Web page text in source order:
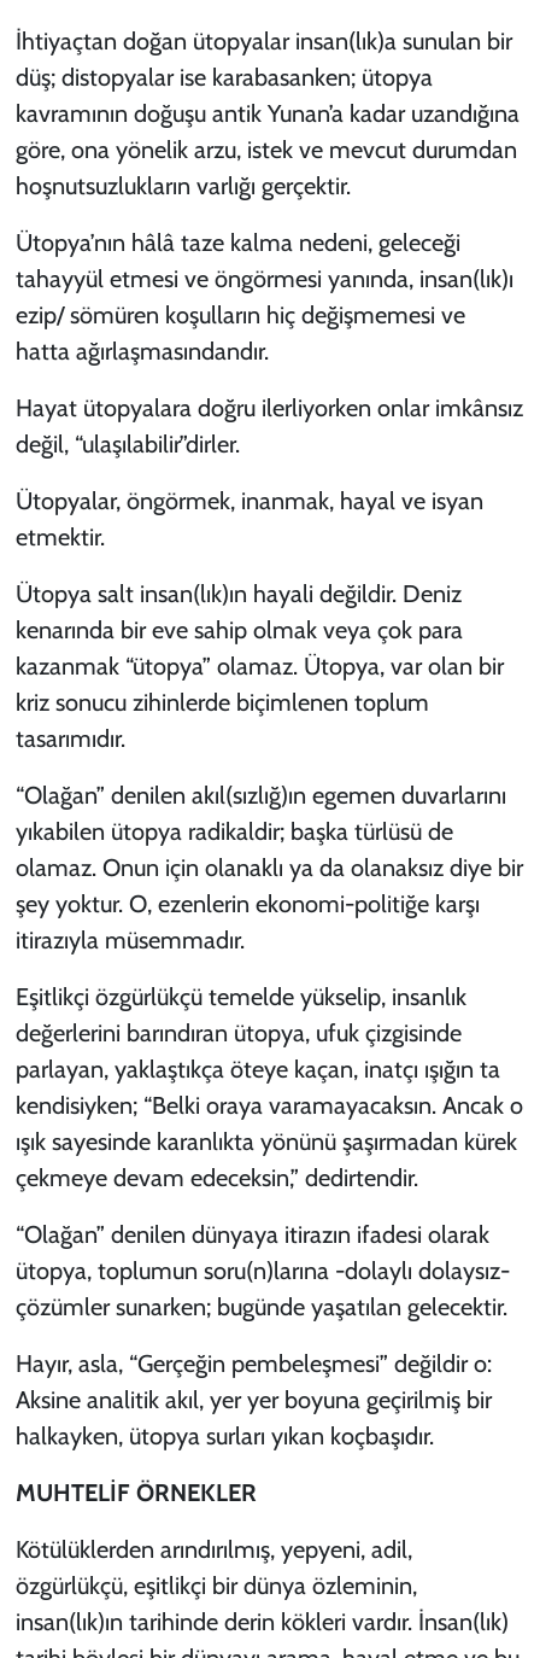
İhtiyaçtan doğan ütopyalar insan(lık)a sunulan bir
düş; distopyalar ise karabasanken; ütopya
kavramının doğuşu antik Yunan’a kadar uzandığına
göre, ona yönelik arzu, istek ve mevcut durumdan
hoşnutsuzlukların varlığı gerçektir.
Ütopya’nın hâlâ taze kalma nedeni, geleceği
tahayyül etmesi ve öngörmesi yanında, insan(lık)ı
ezip/ sömüren koşulların hiç değişmemesi ve
hatta ağırlaşmasındandır.
Hayat ütopyalara doğru ilerliyorken onlar imkânsız
değil, “ulaşılabilir”dirler.
Ütopyalar, öngörmek, inanmak, hayal ve isyan
etmektir.
Ütopya salt insan(lık)ın hayali değildir. Deniz
kenarında bir eve sahip olmak veya çok para
kazanmak “ütopya” olamaz. Ütopya, var olan bir
kriz sonucu zihinlerde biçimlenen toplum
tasarımıdır.
“Olağan” denilen akıl(sızlığ)ın egemen duvarlarını
yıkabilen ütopya radikaldir; başka türlüsü de
olamaz. Onun için olanaklı ya da olanaksız diye bir
şey yoktur. O, ezenlerin ekonomi-politiğe karşı
itirazıyla müsemmadır.
Eşitlikçi özgürlükçü temelde yükselip, insanlık
değerlerini barındıran ütopya, ufuk çizgisinde
parlayan, yaklaştıkça öteye kaçan, inatçı ışığın ta
kendisiyken; “Belki oraya varamayacaksın. Ancak o
ışık sayesinde karanlıkta yönünü şaşırmadan kürek
çekmeye devam edeceksin,” dedirtendir.
“Olağan” denilen dünyaya itirazın ifadesi olarak
ütopya, toplumun soru(n)larına -dolaylı dolaysız-
çözümler sunarken; bugünde yaşatılan gelecektir.
Hayır, asla, “Gerçeğin pembeleşmesi” değildir o:
Aksine analitik akıl, yer yer boyuna geçirilmiş bir
halkayken, ütopya surları yıkan koçbaşıdır.
MUHTELİF ÖRNEKLER
Kötülüklerden arındırılmış, yepyeni, adil,
özgürlükçü, eşitlikçi bir dünya özleminin,
insan(lık)ın tarihinde derin kökleri vardır. İnsan(lık)